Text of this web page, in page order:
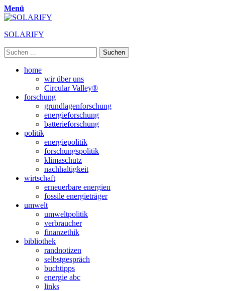
Menü
SOLARIFY
Suchen
nach:
Primäres
Zum
home
wir über uns
Circular Valley®
forschung
grundlagenforschung
energieforschung
batterieforschung
politik
energiepolitik
forschungspolitik
klimaschutz
nachhaltigkeit
wirtschaft
erneuerbare energien
fossile energieträger
umwelt
umweltpolitik
verbraucher
finanzethik
bibliothek
randnotizen
selbstgespräch
buchtipps
energie abc
links